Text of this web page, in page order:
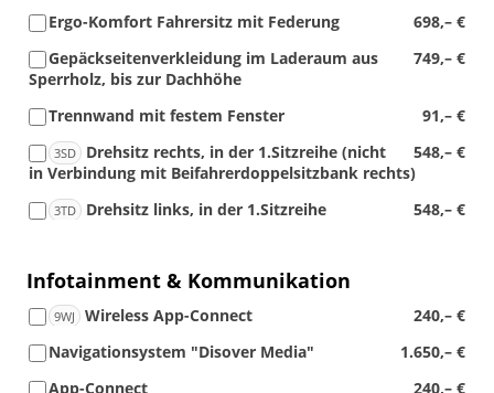
698,– €
Ergo-Komfort Fahrersitz mit Federung
749,– €
Gepäckseitenverkleidung im Laderaum aus
Sperrholz, bis zur Dachhöhe
91,– €
Trennwand mit festem Fenster
3SD 548,– €
Drehsitz rechts, in der 1.Sitzreihe (nicht
in Verbindung mit Beifahrerdoppelsitzbank rechts)
3TD 548,– €
Drehsitz links, in der 1.Sitzreihe
Infotainment & Kommunikation
9WJ 240,– €
Wireless App-Connect
1.650,– €
Navigationsystem "Disover Media"
240,– €
App-Connect